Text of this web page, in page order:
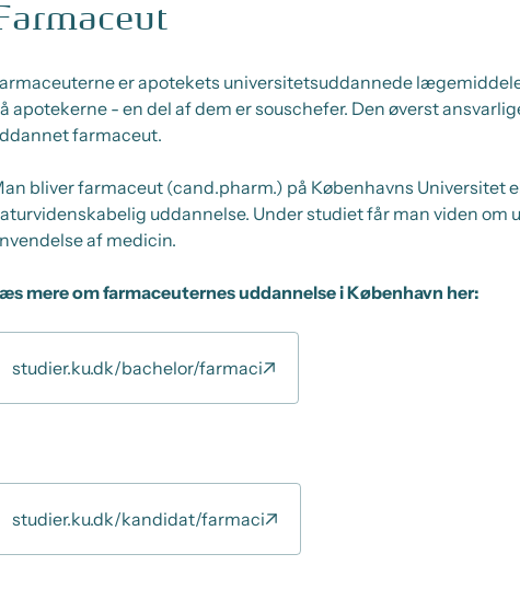
er apotekets universitetsuddannede
apotekerne - en del af dem er souschefer. Den øverst
farmaceut.
bliver farmaceut (cand.pharm.) på Københavns Universitet
uddannelse. Under studiet får man viden
af medicin.
mere om farmaceuternes uddannelse i København her:
studier.ku.dk/bachelor/farmaci
studier.ku.dk/kandidat/farmaci